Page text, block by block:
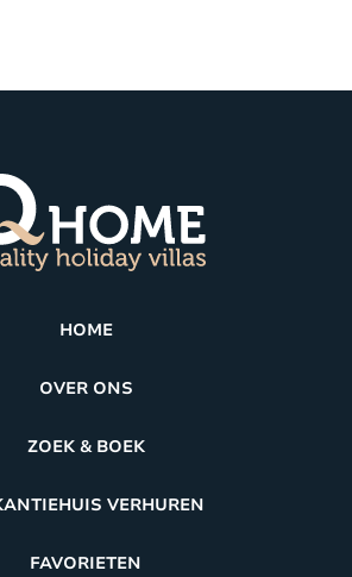
HOME
OVER ONS
ZOEK & BOEK
VERHUREN
FAVORIETEN